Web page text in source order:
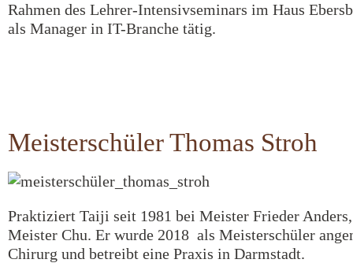
Rahmen des Lehrer-Intensivseminars im Haus
als Manager in IT-Branche tätig.
Meisterschüler Thomas Stroh
Praktiziert Taiji seit 1981 bei Meister Frieder
Meister Chu. Er wurde 2018 als Meisterschüler
Chirurg und betreibt eine Praxis in Darmstadt.